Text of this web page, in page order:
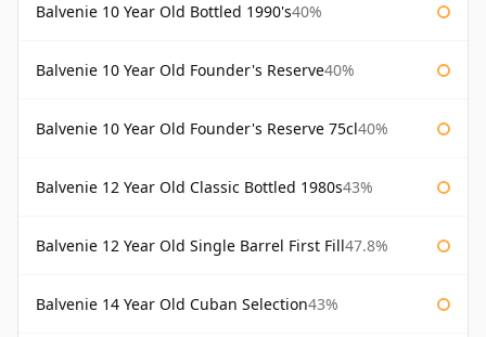
Balvenie 10 Year Old Bottled 1990's40%
Balvenie 10 Year Old Founder's Reserve40%
Balvenie 10 Year Old Founder's Reserve 75cl40%
Balvenie 12 Year Old Classic Bottled 1980s43%
Balvenie 12 Year Old Single Barrel First Fill47.8%
Balvenie 14 Year Old Cuban Selection43%